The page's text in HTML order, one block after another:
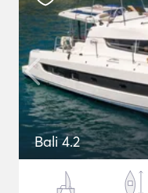
Bali 4.2